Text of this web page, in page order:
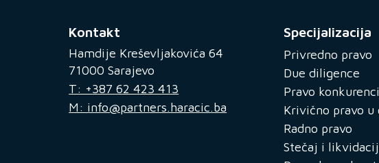
Kontakt
Hamdije Kreševljakovića 64
71000 Sarajevo
T: +387 62 423 413
M: info@partners.haracic.ba
Specijalizacija
Privredno pravo
Due diligence
Pravo
Krivično pravo
Radno pravo
Stečaj i